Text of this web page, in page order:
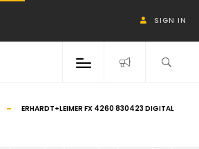
SIGN IN
ERHARDT+LEIMER FX 4260 830423 DIGITAL